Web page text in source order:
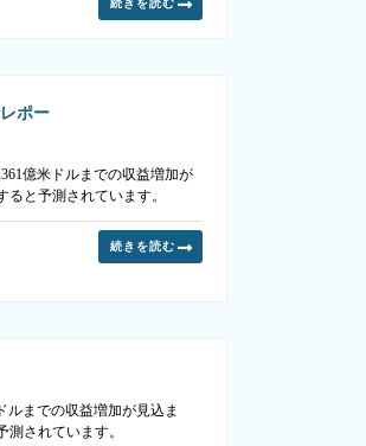
続きを読む
ポー
億米ドルまでの収益増加が
と予測されています。
続きを読む
ルまでの収益増加が見込ま
されています。